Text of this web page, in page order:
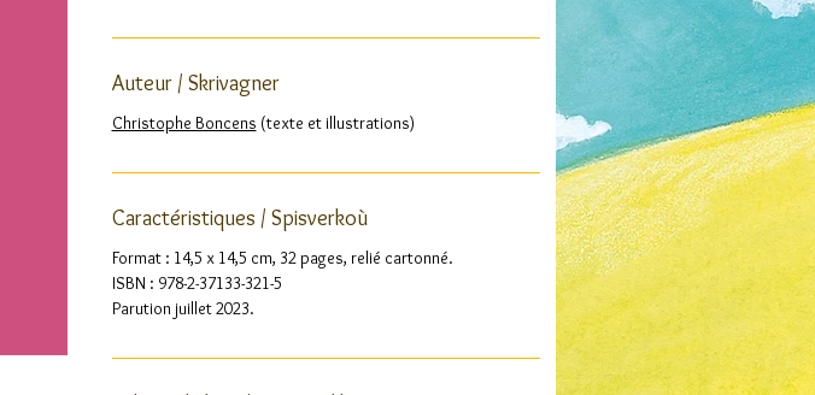
Auteur / Skrivagner
Christophe Boncens (texte et illustrations)
Caractéristiques / Spisverkoù
Format : 14,5 x 14,5 cm, 32 pages, relié cartonné.
ISBN : 978-2-37133-321-5
Parution juillet 2023.